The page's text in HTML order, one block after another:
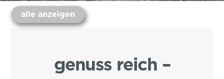
alle anzeigen
genuss reich –